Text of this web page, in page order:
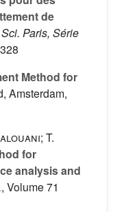
de
Paris, Série
Method for
Amsterdam,
T.
for
analysis and
, Volume 71